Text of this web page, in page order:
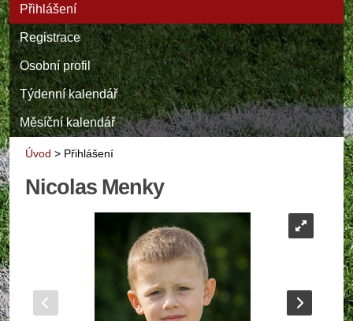
Přihlášení
Registrace
Osobní profil
Týdenní kalendář
Měsíční kalendář
Úvod > Přihlášení
Nicolas Menky